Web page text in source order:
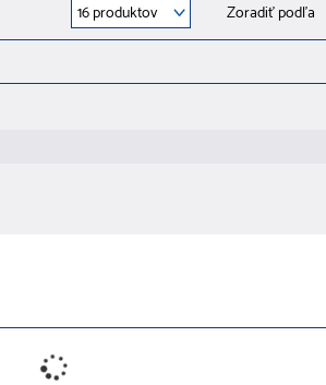
Zoradiť podľa